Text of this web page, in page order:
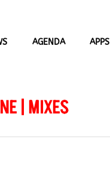
AGENDA APPS
| MIXES